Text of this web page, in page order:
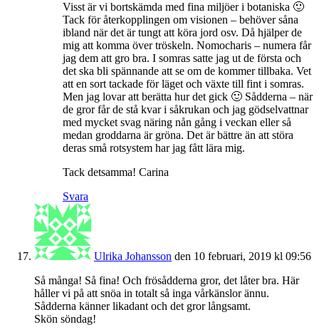
Visst är vi bortskämda med fina miljöer i botaniska 🙂
Tack för återkopplingen om visionen – behöver såna
ibland när det är tungt att köra jord osv. Då hjälper de
mig att komma över tröskeln. Nomocharis – numera får
jag dem att gro bra. I somras satte jag ut de första och
det ska bli spännande att se om de kommer tillbaka. Vet
att en sort tackade för läget och växte till fint i somras.
Men jag lovar att berätta hur det gick 🙂 Sådderna – när
de gror får de stå kvar i såkrukan och jag gödselvattnar
med mycket svag näring nån gång i veckan eller så
medan groddarna är gröna. Det är bättre än att störa
deras små rotsystem har jag fått lära mig.
Tack detsamma! Carina
Svara
Ulrika Johansson den 10 februari, 2019 kl 09:56
Så många! Så fina! Och frösådderna gror, det låter bra. Här
håller vi på att snöa in totalt så inga vårkänslor ännu.
Sådderna känner likadant och det gror långsamt.
Skön söndag!